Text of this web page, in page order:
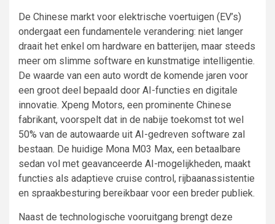
De Chinese markt voor elektrische voertuigen (EV’s)
ondergaat een fundamentele verandering: niet langer
draait het enkel om hardware en batterijen, maar steeds
meer om slimme software en kunstmatige intelligentie.
De waarde van een auto wordt de komende jaren voor
een groot deel bepaald door AI-functies en digitale
innovatie. Xpeng Motors, een prominente Chinese
fabrikant, voorspelt dat in de nabije toekomst tot wel
50% van de autowaarde uit AI-gedreven software zal
bestaan. De huidige Mona M03 Max, een betaalbare
sedan vol met geavanceerde AI-mogelijkheden, maakt
functies als adaptieve cruise control, rijbaanassistentie
en spraakbesturing bereikbaar voor een breder publiek.
Naast de technologische vooruitgang brengt deze